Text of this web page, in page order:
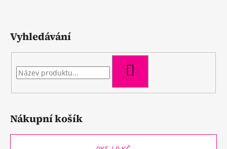
Vyhledávání
Nákupní košík